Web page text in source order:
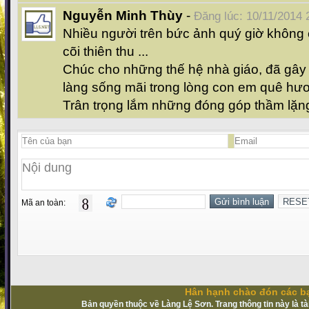
Nguyễn Minh Thùy - Đăng lúc: 10/11/2014
Nhiều người trên bức ảnh quý giờ không
cõi thiên thu ...
Chúc cho những thế hệ nhà giáo, đã
làng sống mãi trong lòng con em quê
Trân trọng lắm những đóng góp thầm
Mã an toàn:
Hân hạnh chào đón các
Bản quyền thuộc về Làng Lệ Sơn. Trang thông tin này là